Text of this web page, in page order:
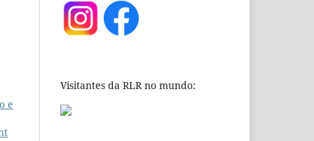
e
Visitantes da RLR no mundo: